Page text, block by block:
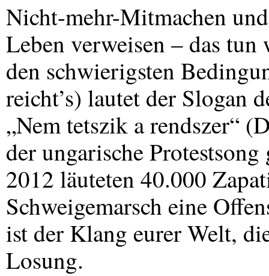
Nicht-mehr-Mitmachen
Leben verweisen – das
den schwierigsten
reicht’s) lautet der Slogan
„Nem tetszik a rendszer“
der ungarische
2012 läuteten 40.000
Schweigemarsch eine
ist der Klang eurer Welt,
Losung.